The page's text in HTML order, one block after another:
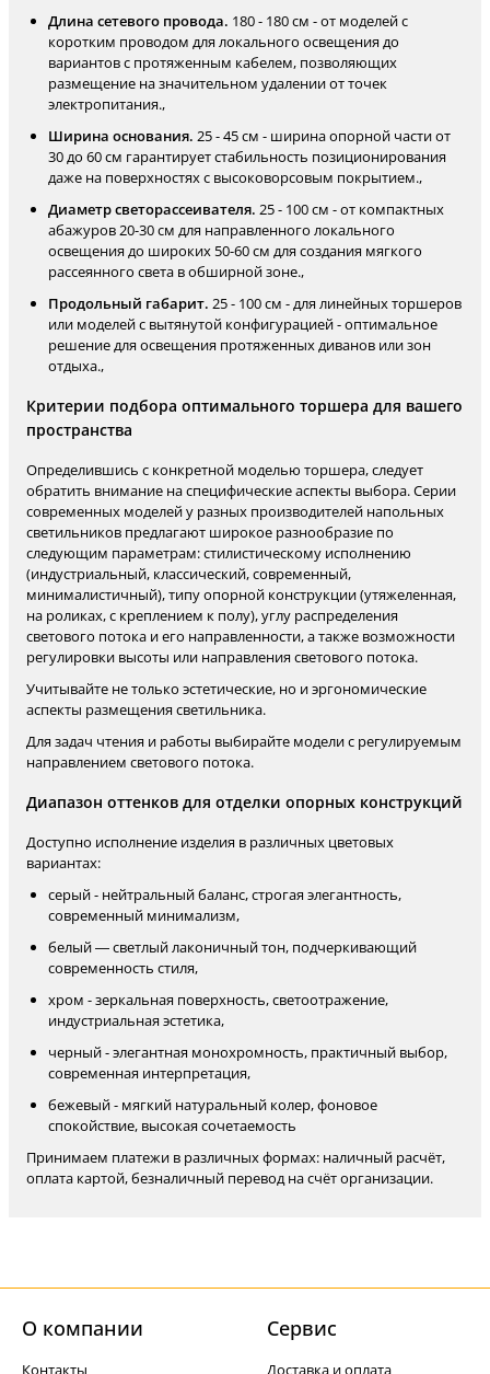
Длина сетевого провода. 180 - 180 см - от моделей с
коротким проводом для локального освещения до
вариантов с протяженным кабелем, позволяющих
размещение на значительном удалении от точек
электропитания.,
Ширина основания. 25 - 45 см - ширина опорной части от
30 до 60 см гарантирует стабильность позиционирования
даже на поверхностях с высоковорсовым покрытием.,
Диаметр светорассеивателя. 25 - 100 см - от компактных
абажуров 20-30 см для направленного локального
освещения до широких 50-60 см для создания мягкого
рассеянного света в обширной зоне.,
Продольный габарит. 25 - 100 см - для линейных торшеров
или моделей с вытянутой конфигурацией - оптимальное
решение для освещения протяженных диванов или зон
отдыха.,
Критерии подбора оптимального торшера для вашего
пространства
Определившись с конкретной моделью торшера, следует
обратить внимание на специфические аспекты выбора. Серии
современных моделей у разных производителей напольных
светильников предлагают широкое разнообразие по
следующим параметрам: стилистическому исполнению
(индустриальный, классический, современный,
минималистичный), типу опорной конструкции (утяжеленная,
на роликах, с креплением к полу), углу распределения
светового потока и его направленности, а также возможности
регулировки высоты или направления светового потока.
Учитывайте не только эстетические, но и эргономические
аспекты размещения светильника.
Для задач чтения и работы выбирайте модели с регулируемым
направлением светового потока.
Диапазон оттенков для отделки опорных конструкций
Доступно исполнение изделия в различных цветовых
вариантах:
серый - нейтральный баланс, строгая элегантность,
современный минимализм,
белый — светлый лаконичный тон, подчеркивающий
современность стиля,
хром - зеркальная поверхность, светоотражение,
индустриальная эстетика,
черный - элегантная монохромность, практичный выбор,
современная интерпретация,
бежевый - мягкий натуральный колер, фоновое
спокойствие, высокая сочетаемость
Принимаем платежи в различных формах: наличный расчёт,
оплата картой, безналичный перевод на счёт организации.
О компании
Контакты
Cервис
Доставка и оплата